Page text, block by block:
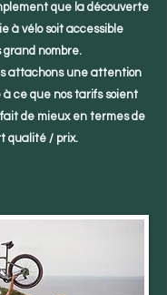
que la découverte
à vélo soit accessible
grand nombre.
attachons une attention
ce que nos tarifs soient
de mieux en termes de
qualité / prix.